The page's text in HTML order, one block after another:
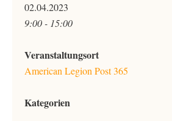
02.04.2023
9:00 - 15:00
Veranstaltungsort
American Legion Post 365
Kategorien